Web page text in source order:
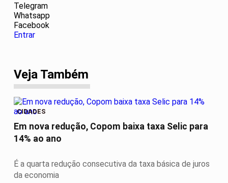
Telegram
Whatsapp
Facebook
Entrar
Veja Também
CIDADES
Em nova redução, Copom baixa taxa Selic para
14% ao ano
É a quarta redução consecutiva da taxa básica de juros
da economia